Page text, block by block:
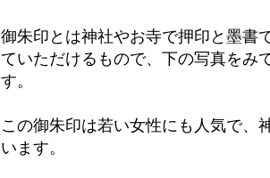
御朱印とは神社やお寺で押印と墨書
ていただけるもので、下の写真をみ
す。
この御朱印は若い女性にも人気で、
います。